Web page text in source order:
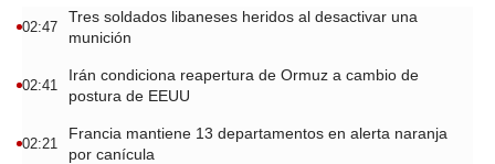
02:47
Tres soldados libaneses heridos al desactivar una
munición
02:41
Irán condiciona reapertura de Ormuz a cambio de
postura de EEUU
02:21
Francia mantiene 13 departamentos en alerta naranja
por canícula